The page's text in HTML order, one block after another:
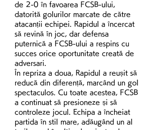
de 2-0 în favoarea FCSB-ului,
datorită golurilor marcate de către
atacanții echipei. Rapidul a încercat
să revină în joc, dar defensa
puternică a FCSB-ului a respins cu
succes orice oportunitate creată de
adversari.
În repriza a doua, Rapidul a reușit să
reducă din diferență, marcând un gol
spectaculos. Cu toate acestea, FCSB
a continuat să presioneze și să
controleze jocul. Echipa a încheiat
partida în stil mare, adăugând un al